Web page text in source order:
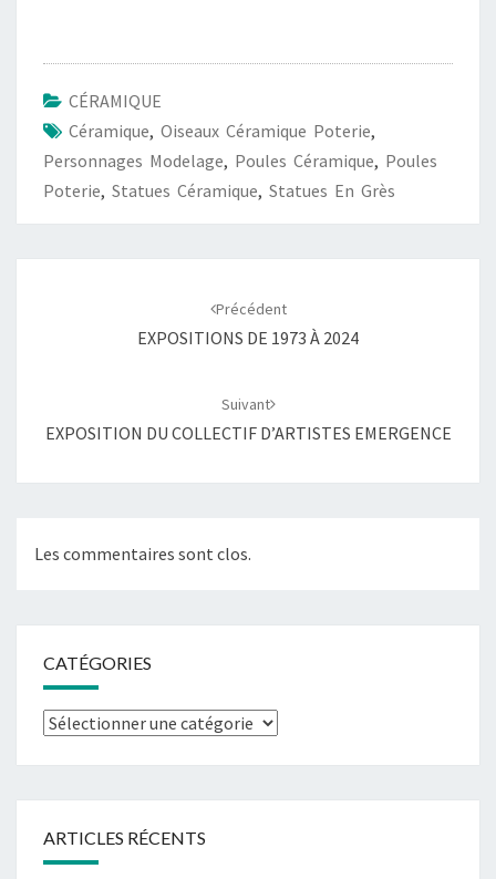
CÉRAMIQUE
Céramique, Oiseaux Céramique Poterie,
Personnages Modelage, Poules Céramique, Poules
Poterie, Statues Céramique, Statues En Grès
Précédent
EXPOSITIONS DE 1973 À 2024
Suivant
EXPOSITION DU COLLECTIF D’ARTISTES EMERGENCE
Les commentaires sont clos.
CATÉGORIES
Catégories
ARTICLES RÉCENTS